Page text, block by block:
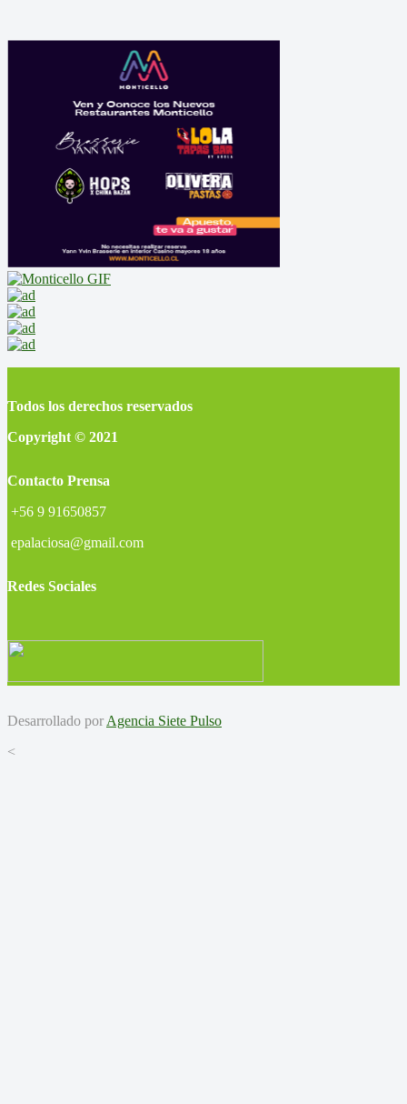
Todos los derechos reservados
Copyright © 2021
Contacto Prensa
+56 9 91650857
epalaciosa@gmail.com
Redes Sociales
Desarrollado por Agencia Siete Pulso
<